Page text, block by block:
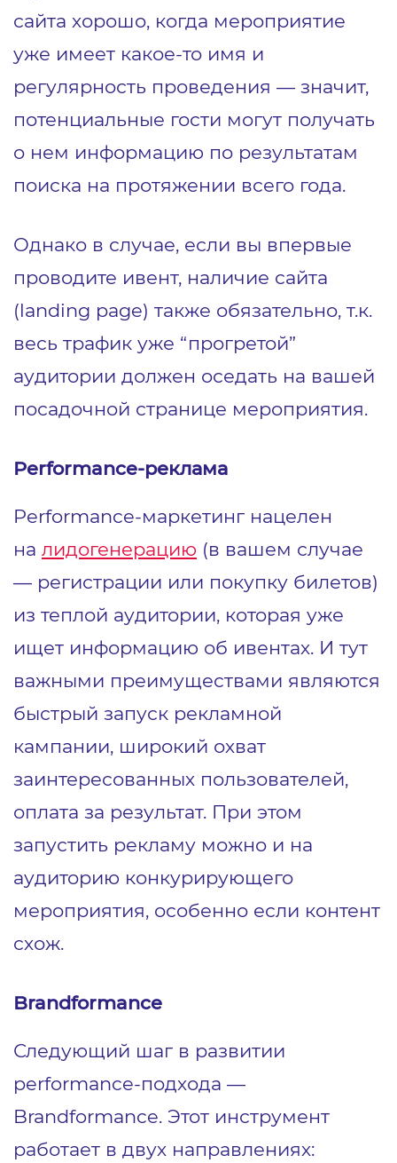
сайта хорошо, когда мероприятие
уже имеет какое-то имя и
регулярность проведения ― значит,
потенциальные гости могут получать
о нем информацию по результатам
поиска на протяжении всего года.
Однако в случае, если вы впервые
проводите ивент, наличие сайта
(landing page) также обязательно, т.к.
весь трафик уже “прогретой”
аудитории должен оседать на вашей
посадочной странице мероприятия.
Performance-реклама
Performance-маркетинг нацелен
на лидогенерацию (в вашем случае
― регистрации или покупку билетов)
из теплой аудитории, которая уже
ищет информацию об ивентах. И тут
важными преимуществами являются
быстрый запуск рекламной
кампании, широкий охват
заинтересованных пользователей,
оплата за результат. При этом
запустить рекламу можно и на
аудиторию конкурирующего
мероприятия, особенно если контент
схож.
Brandformance
Следующий шаг в развитии
performance-подхода ―
Brandformance. Этот инструмент
работает в двух направлениях: